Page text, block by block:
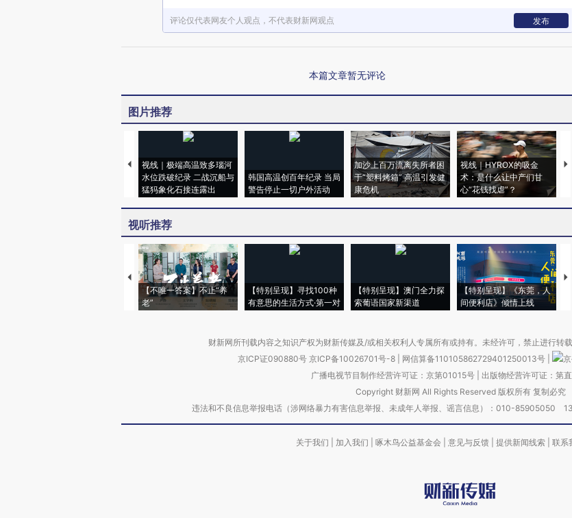
评论仅代表网友个人观点，不代表财新网观点 发布
本篇文章暂无评论
图片推荐
视线｜极端高温致多瑙河
水位跌破纪录 二战沉船与
猛犸象化石接连露出
韩国高温创百年纪录 当局
警告停止一切户外活动
加沙上百万流离失所者困
于“塑料烤箱” 高温引发健
康危机
视线｜HYROX的吸金
术：是什么让中产们甘
心“花钱找虐”？
视听推荐
【不唯一答案】不止“养
老”
【特别呈现】寻找100种
有意思的生活方式·第一对
【特别呈现】澳门全力探
索葡语国家新渠道
【特别呈现】《东莞，人
间便利店》倾情上线
财新网所刊载内容之知识产权为财新传媒及/或相关权利人专属所有或持有。未经许可，禁止进行转
京ICP证090880号 京ICP备10026701号-8 网信算备110105862729401250013号
广播电视节目制作经营许可证：京第01015号| 出版物经营许可证：第
Copyright 财新网 All Rights Reserved 版权所有 复制必究
违法和不良信息举报电话（涉网络暴力有害信息举报、未成年人举报、谣言信息）：010-85905050
关于我们 加入我们 啄木鸟公益基金会 意见与反馈 提供新闻线索 联系